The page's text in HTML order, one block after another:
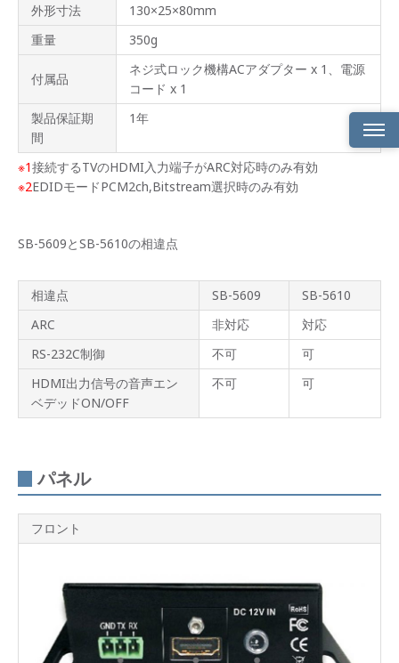
外形寸法
130×25×80mm
重量
350g
付属品
ネジ式ロック機構ACアダプター x 1、電源
コード x 1
製品保証期
間
1年
※1接続するTVのHDMI入力端子がARC対応時のみ有効
※2EDIDモードPCM2ch,Bitstream選択時のみ有効
SB-5609とSB-5610の相違点
相違点 SB-5609
SB-5610
ARC
非対応
対応
RS-232C制御
不可
可
HDMI出力信号の音声エン
ベデッドON/OFF
不可 可
パネル
フロント
3種類
EDID
ト